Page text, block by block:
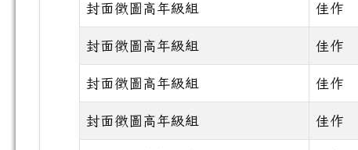
封面徵圖高年級組 佳作
封面徵圖高年級組 佳作
封面徵圖高年級組 佳作
封面徵圖高年級組 佳作